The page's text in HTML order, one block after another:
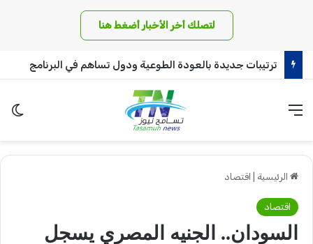
لتصلك أخر الأخبار أضغط هنا
ترتيبات جديدة بالعودة الطوعية ودول تساهم في البرنامج
القائمة
الرئيسية اقتصاد
اقتصاد
السودان.. الجنيه المصري يسجل